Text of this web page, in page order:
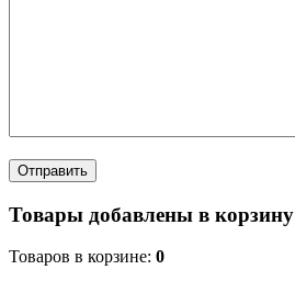
Товары добавлены в корзину
Товаров в корзине: 0